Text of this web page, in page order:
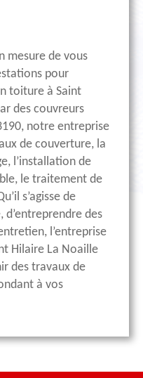
mesure de vous
pour
toiture à Saint
des couvreurs
notre entreprise
de couverture, la
l’installation de
le traitement de
s’agisse de
des
l’entreprise
Hilaire La Noaille
des travaux de
à vos